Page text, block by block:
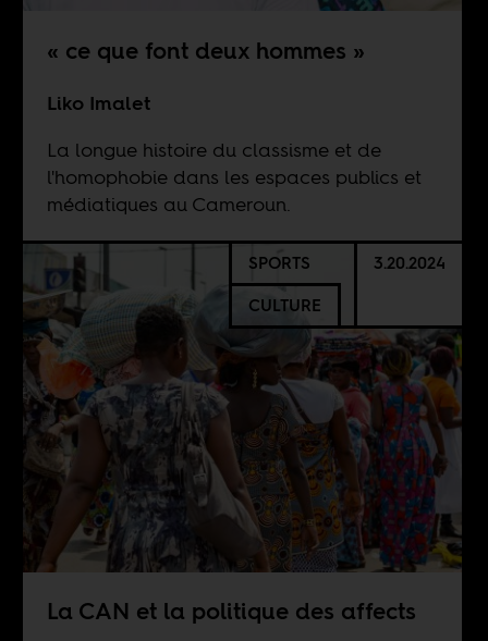
« ce que font deux hommes »
Liko Imalet
La longue histoire du classisme et de
l'homophobie dans les espaces publics et
médiatiques au Cameroun.
SPORTS
CULTURE
3.20.2024
La CAN et la politique des affects